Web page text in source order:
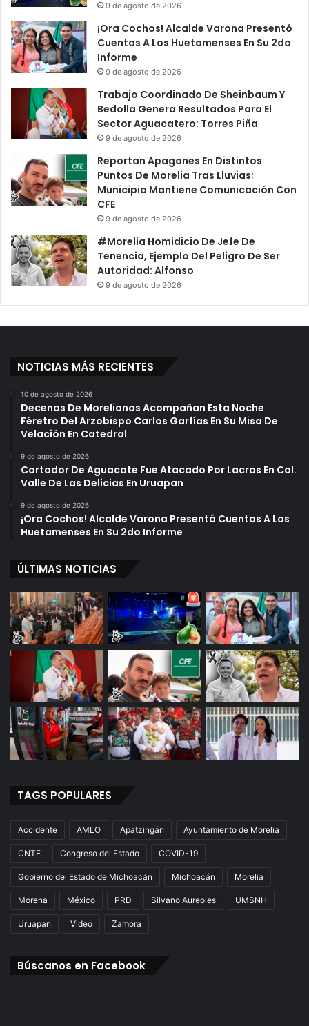
9 de agosto de 2026
¡Ora Cochos! Alcalde Varona Presentó
Cuentas A Los Huetamenses En Su 2do
Informe
9 de agosto de 2026
Trabajo Coordinado De Sheinbaum Y
Bedolla Genera Resultados Para El
Sector Aguacatero: Torres Piña
9 de agosto de 2026
Reportan Apagones En Distintos
Puntos De Morelia Tras Lluvias;
Municipio Mantiene Comunicación Con
CFE
9 de agosto de 2026
#Morelia Homidicio De Jefe De
Tenencia, Ejemplo Del Peligro De Ser
Autoridad: Alfonso
9 de agosto de 2026
NOTICIAS MÁS RECIENTES
10 de agosto de 2026
Decenas De Morelianos Acompañan Esta Noche
Féretro Del Arzobispo Carlos Garfías En Su Misa De
Velación En Catedral
9 de agosto de 2026
Cortador De Aguacate Fue Atacado Por Lacras En Col.
Valle De Las Delicias En Uruapan
9 de agosto de 2026
¡Ora Cochos! Alcalde Varona Presentó Cuentas A Los
Huetamenses En Su 2do Informe
ÚLTIMAS NOTICIAS
TAGS POPULARES
Accidente AMLO Apatzingán Ayuntamiento de Morelia
CNTE Congreso del Estado COVID-19
Gobierno del Estado de Michoacán Michoacán Morelia
Morena México PRD Silvano Aureoles UMSNH
Uruapan Video Zamora
Búscanos en Facebook